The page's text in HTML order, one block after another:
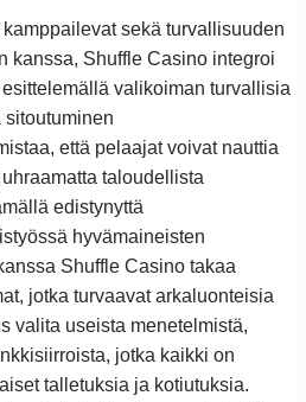
sekä turvallisuuden
kanssa, Shuffle Casino integroi
valikoiman turvallisia
sitoutuminen
että pelaajat voivat nauttia
taloudellista
edistynyttä
hyvämaineisten
Shuffle Casino takaa
jotka turvaavat arkaluonteisia
valita useista menetelmistä,
jotka kaikki on
talletuksia ja kotiutuksia.